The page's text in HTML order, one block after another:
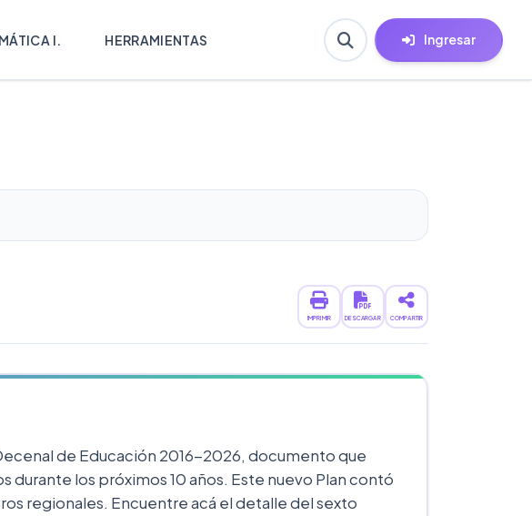
I. HERRAMIENTAS Ingresar
IMPRIMIR DESCARGAR COMPARTIR
de Educación 2016-2026, documento que
durante los próximos 10 años. Este nuevo Plan contó
regionales. Encuentre acá el detalle del sexto